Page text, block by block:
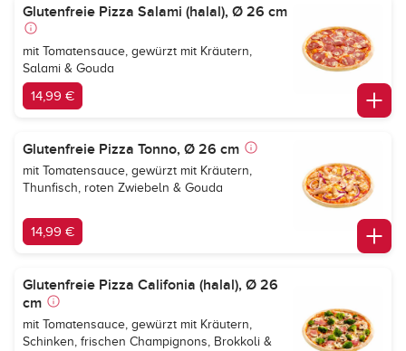
Glutenfreie Pizza Salami (halal), Ø 26 cm
mit Tomatensauce, gewürzt mit Kräutern,
Salami & Gouda
14,99 €
Glutenfreie Pizza Tonno, Ø 26 cm
mit Tomatensauce, gewürzt mit Kräutern,
Thunfisch, roten Zwiebeln & Gouda
14,99 €
Glutenfreie Pizza Califonia (halal), Ø 26
cm
mit Tomatensauce, gewürzt mit Kräutern,
Schinken, frischen Champignons, Brokkoli &